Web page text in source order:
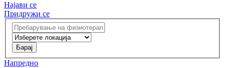
Најави се
Придружи се
Напредно